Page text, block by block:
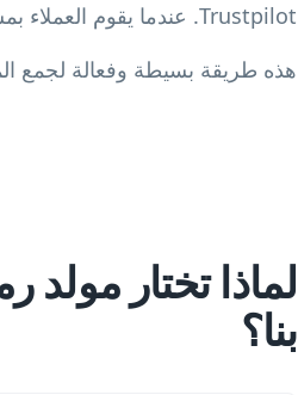
Trustpilot. عندما يقوم العملاء بمسحه، يمكنهم ترك تقييمات فورية دون الحاجة إلى البحث عن عملك.
هذه طريقة بسيطة وفعالة لجمع
بنا؟